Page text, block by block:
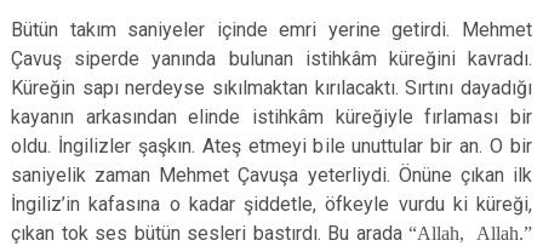
Bütün takım saniyeler içinde emri yerine getirdi. Mehmet
Çavuş siperde yanında bulunan istihkâm küreğini kavradı.
Küreğin sapı nerdeyse sıkılmaktan kırılacaktı. Sırtını dayadığı
kayanın arkasından elinde istihkâm küreğiyle fırlaması bir
oldu. İngilizler şaşkın. Ateş etmeyi bile unuttular bir an. O bir
saniyelik zaman Mehmet Çavuşa yeterliydi. Önüne çıkan ilk
İngiliz’in kafasına o kadar şiddetle, öfkeyle vurdu ki küreği,
çıkan tok ses bütün sesleri bastırdı. Bu arada“Allah, Allah.”